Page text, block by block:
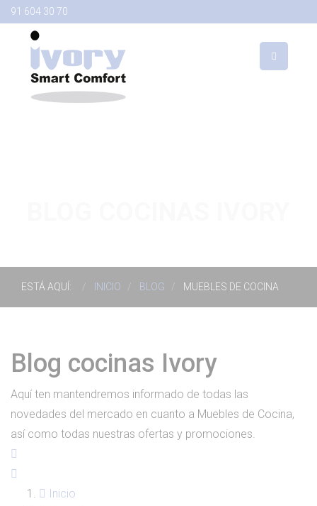
91 604 30 70
ESTÁ AQUÍ: INICIO BLOG MUEBLES DE COCINA
Blog cocinas Ivory
Aquí ten mantendremos informado de todas las
novedades del mercado en cuanto a Muebles de Cocina,
así como todas nuestras ofertas y promociones.
Inicio